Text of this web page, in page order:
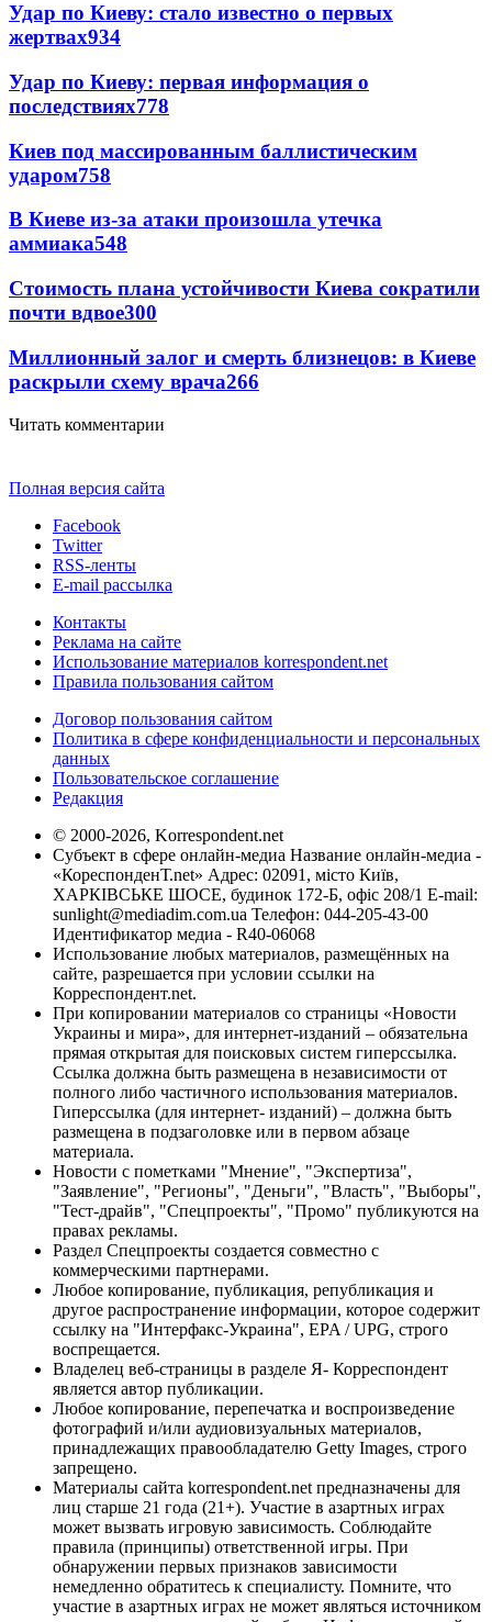
Удар по Киеву: стало известно о первых
жертвах934
Удар по Киеву: первая информация о
последствиях778
Киев под массированным баллистическим
ударом758
В Киеве из-за атаки произошла утечка
аммиака548
Стоимость плана устойчивости Киева сократили
почти вдвое300
Миллионный залог и смерть близнецов: в Киеве
раскрыли схему врача266
Читать комментарии
Полная версия сайта
Facebook
Twitter
RSS-ленты
E-mail рассылка
Контакты
Реклама на сайте
Использование материалов korrespondent.net
Правила пользования сайтом
Договор пользования сайтом
Политика в сфере конфиденциальности и персональных
данных
Пользовательское соглашение
Редакция
© 2000-2026, Korrespondent.net
Субъект в сфере онлайн-медиа Название онлайн-медиа -
«КореспонденТ.net» Адрес: 02091, місто Київ,
ХАРКІВСЬКЕ ШОСЕ, будинок 172-Б, офіс 208/1 E-mail:
sunlight@mediadim.com.ua Телефон: 044-205-43-00
Идентификатор медиа - R40-06068
Использование любых материалов, размещённых на
сайте, разрешается при условии ссылки на
Корреспондент.net.
При копировании материалов со страницы «Новости
Украины и мира», для интернет-изданий – обязательна
прямая открытая для поисковых систем гиперссылка.
Ссылка должна быть размещена в независимости от
полного либо частичного использования материалов.
Гиперссылка (для интернет- изданий) – должна быть
размещена в подзаголовке или в первом абзаце
материала.
Новости с пометками "Мнение", "Экспертиза",
"Заявление", "Регионы", "Деньги", "Власть", "Выборы",
"Тест-драйв", "Спецпроекты", "Промо" публикуются на
правах рекламы.
Раздел Спецпроекты создается совместно с
коммерческими партнерами.
Любое копирование, публикация, републикация и
другое распространение информации, которое содержит
ссылку на "Интерфакс-Украина", EPA / UPG, строго
воспрещается.
Владелец веб-страницы в разделе Я- Корреспондент
является автор публикации.
Любое копирование, перепечатка и воспроизведение
фотографий и/или аудиовизуальных материалов,
принадлежащих правообладателю Getty Images, строго
запрещено.
Материалы сайта korrespondent.net предназначены для
лиц старше 21 года (21+). Участие в азартных играх
может вызвать игровую зависимость. Соблюдайте
правила (принципы) ответственной игры. При
обнаружении первых признаков зависимости
немедленно обратитесь к специалисту. Помните, что
участие в азартных играх не может являться источником